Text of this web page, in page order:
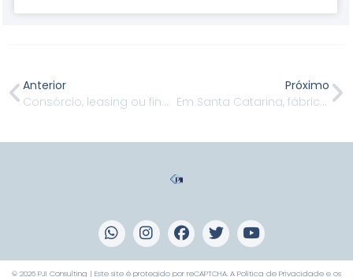
Anterior
Consórcio, leasing ou financiamento?
Próximo
Em Santa Catarina, fábrica de móveis incorpora Inteligência Competitiva
© 2026 PJI Consulting | Este site é protegido por reCAPTCHA. A Política de Privacidade e os